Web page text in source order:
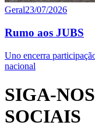
Geral23/07/2026
Rumo aos JUBS
Uno encerra
nacional
SIGA-
SOCIAIS